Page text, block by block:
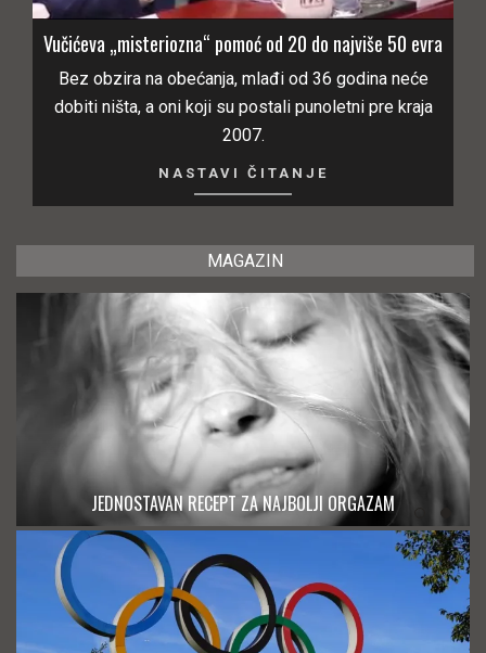
Vučićeva „misteriozna“ pomoć od 20 do najviše 50 evra
Bez obzira na obećanja, mlađi od 36 godina neće
dobiti ništa, a oni koji su postali punoletni pre kraja
2007.
NASTAVI ČITANJE
MAGAZIN
JEDNOSTAVAN RECEPT ZA NAJBOLJI ORGAZAM